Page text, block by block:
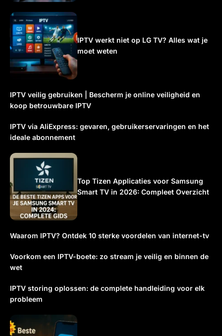
IPTV werkt niet op LG TV? Alles wat je
moet weten
IPTV veilig gebruiken | Bescherm je online veiligheid en
koop betrouwbare IPTV
IPTV via AliExpress: gevaren, gebruikerservaringen en het
ideale abonnement
Top Tizen Applicaties voor Samsung
Smart TV in 2026: Compleet Overzicht
Waarom IPTV? Ontdek 10 sterke voordelen van internet-tv
Voorkom een IPTV-boete: zo stream je veilig en binnen de
wet
IPTV storing oplossen: de complete handleiding voor elk
probleem